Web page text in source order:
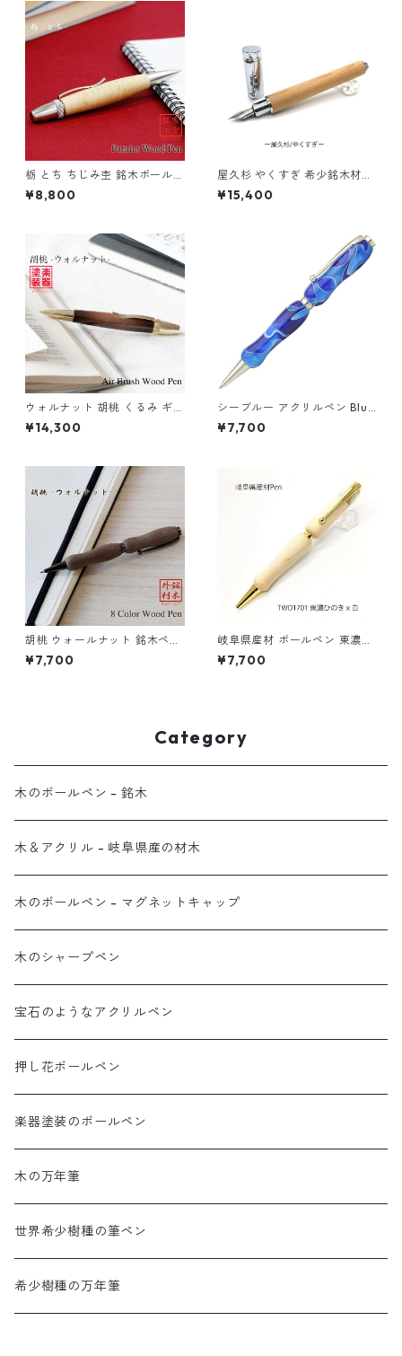
栃 とち ちじみ杢 銘木ボールペ
ン ウッドペン 木のボールペン
パーカータイプ SP15302
¥8,800
屋久杉 やくすぎ 希少銘木材の
万年筆 マグネットキャップ式
コンバータ付き TWM2303
¥15,400
ウォルナット 胡桃 くるみ ギタ
ー塗装 Air Brush 木のボール
ペン パーカータイプ TGT1610
¥14,300
シーブルー アクリルペン Blue
TMA1600
¥7,700
胡桃 ウォールナット 銘木ペン
ウッド 木のボールペン クロス
タイプ TWD1601
¥7,700
岐阜県産材 ボールペン 東濃ひ
のき ウッド アクリル 木のボー
ルペン クロスタイプ TWD170
¥7,700
Category
木のボールペン - 銘木
木＆アクリル - 岐阜県産の材木
木のボールペン - マグネットキャップ
木のシャープペン
宝石のようなアクリルペン
押し花ボールペン
楽器塗装のボールペン
木の万年筆
世界希少樹種の筆ペン
希少樹種の万年筆